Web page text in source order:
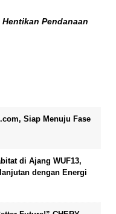
Pendanaan
Siap Menuju Fase
di Ajang WUF13,
dengan Energi